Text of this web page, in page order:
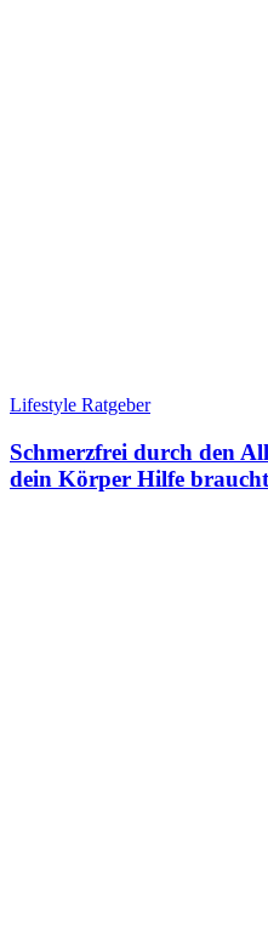
Lifestyle Ratgeber
Schmerzfrei durch den
dein Körper Hilfe braucht